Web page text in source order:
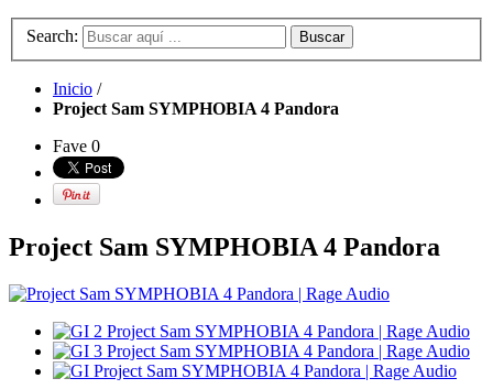
Search: Buscar
Inicio /
Project Sam SYMPHOBIA 4 Pandora
Fave 0
Project Sam SYMPHOBIA 4 Pandora